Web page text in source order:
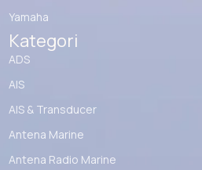
Yamaha
Kategori
ADS
AIS
AIS & Transducer
Antena Marine
Antena Radio Marine